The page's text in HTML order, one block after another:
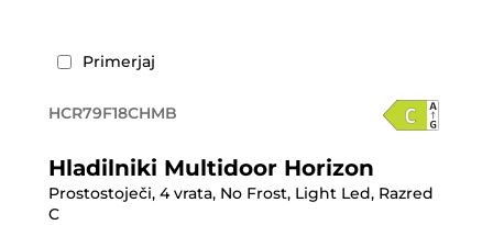
Primerjaj
HCR79F18CHMB
Hladilniki Multidoor Horizon
Prostostoječi, 4 vrata, No Frost, Light Led, Razred
C